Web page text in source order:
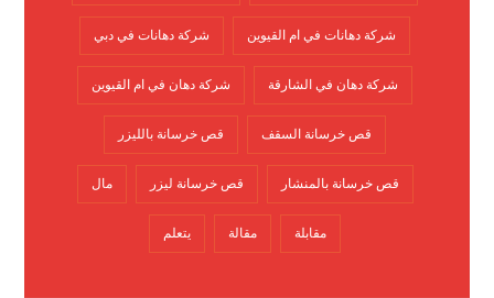
شركة دهانات في ام القيوين شركة دهانات في دبي
شركة دهان في الشارقة شركة دهان في ام القيوين
قص خرسانة السقف قص خرسانة بالليزر
قص خرسانة بالمنشار قص خرسانة ليزر مال
مقابلة مقالة يتعلم